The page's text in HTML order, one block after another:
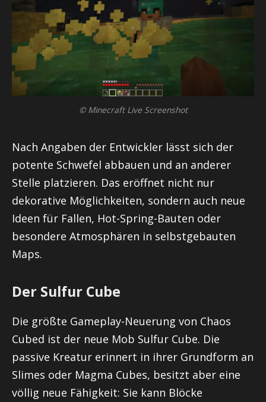
© Minecraft Live Screenshot
Nach Angaben der Entwickler lässt sich der
potente Schwefel abbauen und an anderer
Stelle platzieren. Das eröffnet nicht nur
dekorative Möglichkeiten, sondern auch neue
Ideen für Fallen, Hot-Spring-Bauten oder
besondere Atmosphären in selbstgebauten
Maps.
Der Sulfur Cube
Die größte Gameplay-Neuerung von Chaos
Cubed ist der neue Mob Sulfur Cube. Die
passive Kreatur erinnert in ihrer Grundform an
Slimes oder Magma Cubes, besitzt aber eine
völlig neue Fähigkeit: Sie kann Blöcke